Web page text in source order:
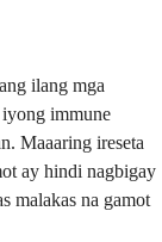
ilang mga
immune
Maaaring ireseta
ay hindi nagbigay
malakas na gamot